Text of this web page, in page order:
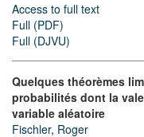
Access to full text
Full (PDF)
Full (DJVU)
Quelques théorèmes
probabilités dont la
variable aléatoire
Fischler, Roger